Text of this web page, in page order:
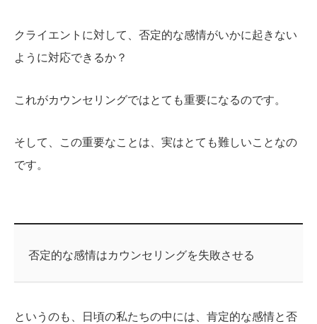
クライエントに対して、否定的な感情がいかに起きない
ように対応できるか？
これがカウンセリングではとても重要になるのです。
そして、この重要なことは、実はとても難しいことなの
です。
否定的な感情はカウンセリングを失敗させる
というのも、日頃の私たちの中には、肯定的な感情と否